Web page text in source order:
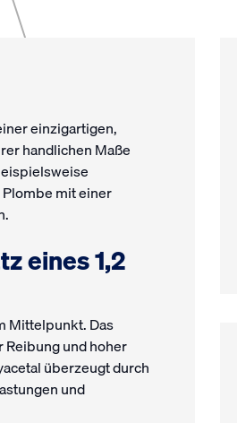
einzigartigen,
handlichen Maße
mit einer
eines 1,2
Mittelpunkt. Das
und hoher
überzeugt durch
und